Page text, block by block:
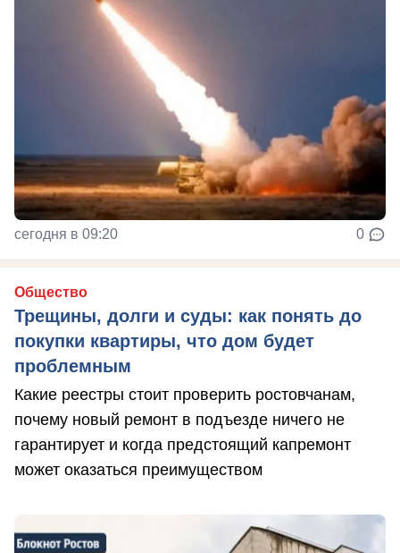
сегодня в 09:20 0
Общество
Трещины, долги и суды: как понять до
покупки квартиры, что дом будет
проблемным
Какие реестры стоит проверить ростовчанам,
почему новый ремонт в подъезде ничего не
гарантирует и когда предстоящий капремонт
может оказаться преимуществом